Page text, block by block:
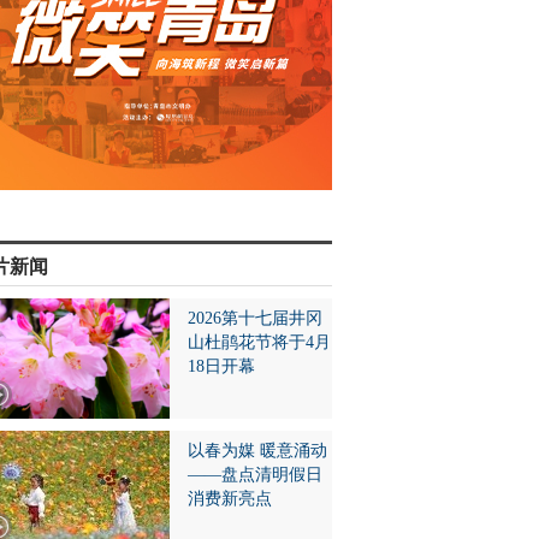
新闻
2026第十七届井冈
山杜鹃花节将于4月
18日开幕
以春为媒 暖意涌动
——盘点清明假日
消费新亮点